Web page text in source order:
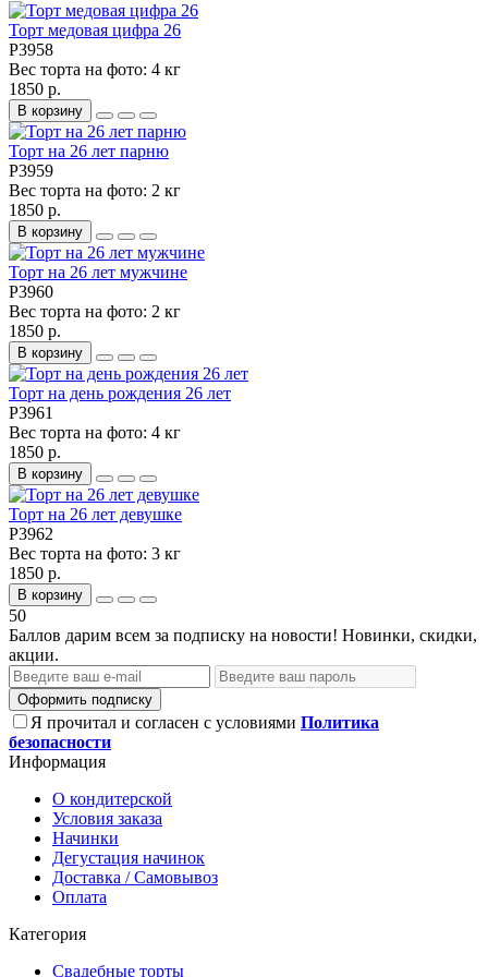
Торт медовая цифра 26
P3958
Вес торта на фото: 4 кг
1850 р.
В корзину
Торт на 26 лет парню
P3959
Вес торта на фото: 2 кг
1850 р.
В корзину
Торт на 26 лет мужчине
P3960
Вес торта на фото: 2 кг
1850 р.
В корзину
Торт на день рождения 26 лет
P3961
Вес торта на фото: 4 кг
1850 р.
В корзину
Торт на 26 лет девушке
P3962
Вес торта на фото: 3 кг
1850 р.
В корзину
50
Баллов дарим всем за подписку на новости! Новинки, скидки,
акции.
Оформить подписку
Я прочитал и согласен с условиями Политика
безопасности
Информация
О кондитерской
Условия заказа
Начинки
Дегустация начинок
Доставка / Самовывоз
Оплата
Категория
Свадебные торты